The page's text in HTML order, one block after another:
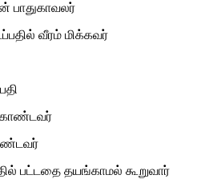
பாதுகாவலர்
வீரம் மிக்கவர்
பட்டதை தயங்காமல் கூறுவார்